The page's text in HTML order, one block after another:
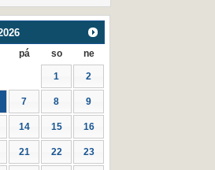
pá so ne
1 2
7 8 9
14 15 16
21 22 23